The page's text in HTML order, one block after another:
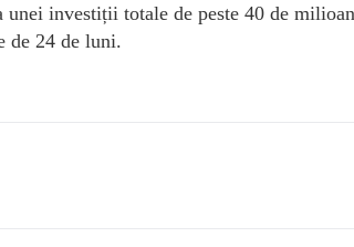
investiții totale de peste 40 de
de 24 de luni.